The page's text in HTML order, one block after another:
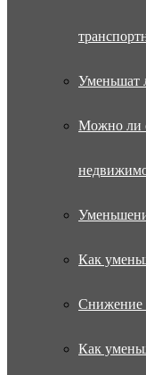
Уменьшат
Можно ли
Как
Снижение
Как